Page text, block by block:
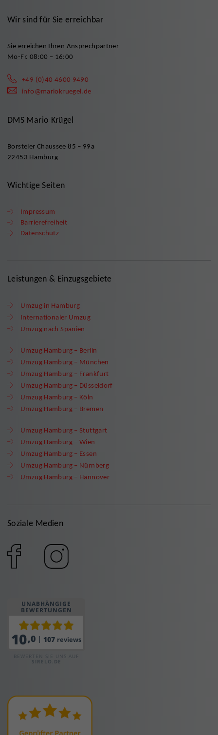
Wir sind für Sie erreichbar
Sie erreichen Ihren Ansprechpartner
Mo-Fr. 08:00 – 16:00
+49 (0)40 4600 9490
info@mariokruegel.de
DMS Mario Krügel
Borsteler Chaussee 85 – 99a
22453 Hamburg
Wichtige Seiten
Impressum
Barrierefreiheit
Datenschutz
Leistungen & Einzugsgebiete
Umzug in Hamburg
Internationaler Umzug
Umzug nach Spanien
Umzug Hamburg – Berlin
Umzug Hamburg – München
Umzug Hamburg – Frankfurt
Umzug Hamburg – Düsseldorf
Umzug Hamburg – Köln
Umzug Hamburg – Bremen
Umzug Hamburg – Stuttgart
Umzug Hamburg – Wien
Umzug Hamburg – Essen
Umzug Hamburg – Nürnberg
Umzug Hamburg – Hannover
Soziale Medien